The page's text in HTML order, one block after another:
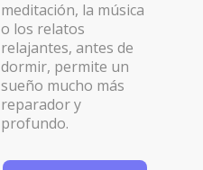
meditación, la música
o los relatos
relajantes, antes de
dormir, permite un
sueño mucho más
reparador y
profundo.